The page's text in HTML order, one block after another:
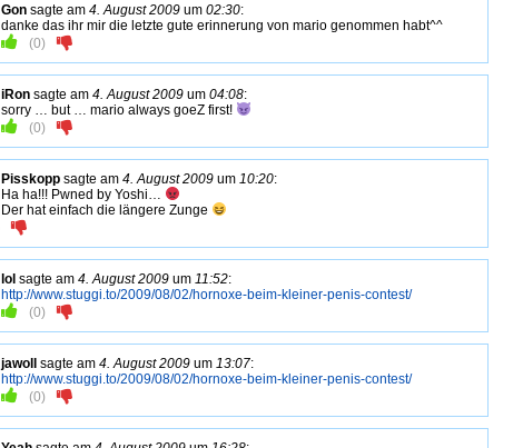
Gon sagte am 4. August 2009 um 02:30:
danke das ihr mir die letzte gute erinnerung von mario genommen habt^^
(0)
iRon sagte am 4. August 2009 um 04:08:
sorry … but … mario always goeZ first!
(0)
Pisskopp sagte am 4. August 2009 um 10:20:
Ha ha!!! Pwned by Yoshi…
Der hat einfach die längere Zunge
lol sagte am 4. August 2009 um 11:52:
http://www.stuggi.to/2009/08/02/hornoxe-beim-kleiner-penis-contest/
(0)
jawoll sagte am 4. August 2009 um 13:07:
http://www.stuggi.to/2009/08/02/hornoxe-beim-kleiner-penis-contest/
(0)